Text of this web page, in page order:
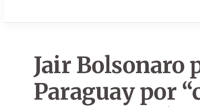
Jair Bolsonaro
Paraguay por